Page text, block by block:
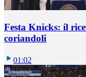
Festa Knicks: il
coriandoli
01:02